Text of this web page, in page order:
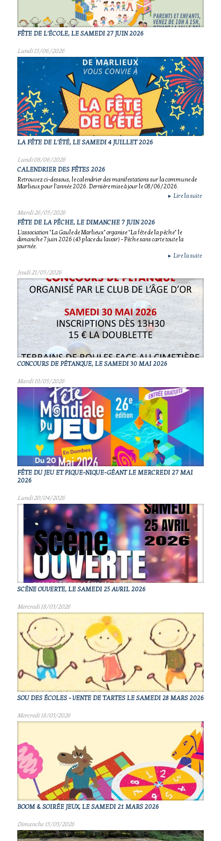
FÊTE DE L'ÉCOLE, LE SAMEDI 27 JUIN 2026
Lundi 15/06/2026
LA FÊTE DE L'ÉTÉ, LE SAMEDI 4 JUILLET 2026
Lundi 08/06/2026
CALENDRIER DES FÊTES 2026
Retrouvez ci-dessous, le calendrier des manifestations sur la commune de
Marlieux pour l'année 2026. Dernière mise à jour le 08/06/2026.
► Lire la suite
Mardi 26/05/2026
FÊTE DE LA PÊCHE, LE DIMANCHE 7 JUIN 2026
L'association "La Gaule de Marlieux" organise "La fête de la pêche" le
dimanche 7 juin 2026 (43 place du lavoir) - Pêche sans carte toute la
journée.
► Lire la suite
Jeudi 21/05/2026
CONCOURS DE PÉTANQUE, LE SAMEDI 30 MAI 2026
Mardi 19/05/2026
FÊTE DU JEU ET PIQUE-NIQUE-GÉANT LE MERCREDI 27 MAI
2026
Lundi 20/04/2026
SCÈNE OUVERTE, LE SAMEDI 25 AVRIL 2026
Mercredi 18/03/2026
SOU DES ÉCOLES - VENTE DE TARTES LE SAMEDI 28 MARS 2026
Mercredi 18/03/2026
BOOM & SOIRÉE JEUX, LE SAMEDI 21 MARS 2026
Dimanche 15/03/2026